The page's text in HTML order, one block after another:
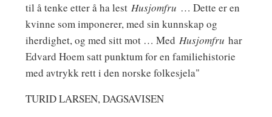
til å tenke etter å ha lest Husjomfru … Dette er en
kvinne som imponerer, med sin kunnskap og
iherdighet, og med sitt mot … Med Husjomfru har
Edvard Hoem satt punktum for en familiehistorie
med avtrykk rett i den norske folkesjela"
TURID LARSEN, DAGSAVISEN